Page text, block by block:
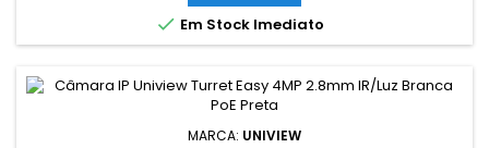
 Em Stock Imediato
MARCA: UNIVIEW